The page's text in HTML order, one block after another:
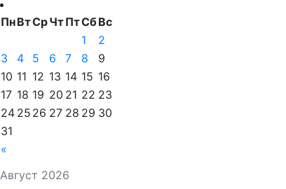
Август 2026
ПнВтСрЧтПтСбВс
«
1
2
3
4 5 6 7 8
9
10 11 12 13 14 15 16
17 18 19 20 21 22 23
24 25 26 27 28 29 30
31